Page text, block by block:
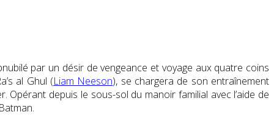
par un désir de vengeance et voyage aux quatre coins
al Ghul (Liam Neeson), se chargera de son entraînement
Opérant depuis le sous-sol du manoir familial avec l’aide de